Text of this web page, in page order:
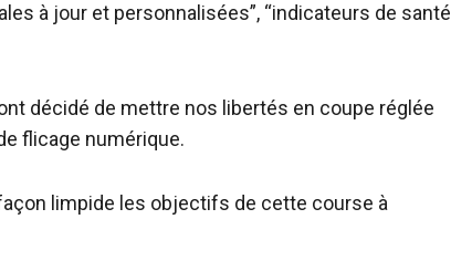
à jour et personnalisées”, “indicateurs de santé
décidé de mettre nos libertés en coupe réglée
flicage numérique.
limpide les objectifs de cette course à